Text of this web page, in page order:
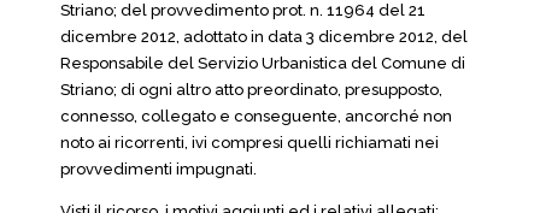
Striano; del provvedimento prot. n. 11964 del 21
dicembre 2012, adottato in data 3 dicembre 2012, del
Responsabile del Servizio Urbanistica del Comune di
Striano; di ogni altro atto preordinato, presupposto,
connesso, collegato e conseguente, ancorché non
noto ai ricorrenti, ivi compresi quelli richiamati nei
provvedimenti impugnati.